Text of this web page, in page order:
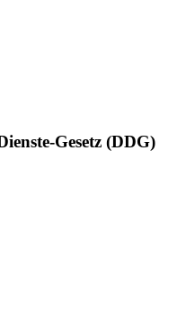
Gesetz (DDG)